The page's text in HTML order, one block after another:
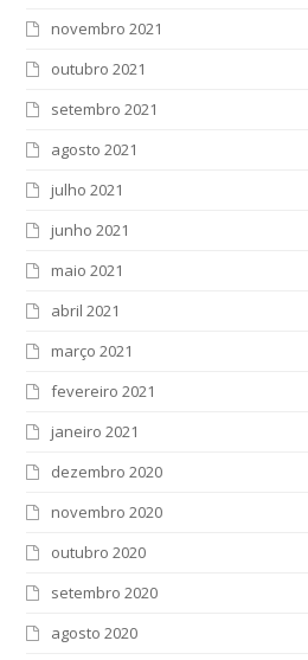
novembro 2021
outubro 2021
setembro 2021
agosto 2021
julho 2021
junho 2021
maio 2021
abril 2021
março 2021
fevereiro 2021
janeiro 2021
dezembro 2020
novembro 2020
outubro 2020
setembro 2020
agosto 2020